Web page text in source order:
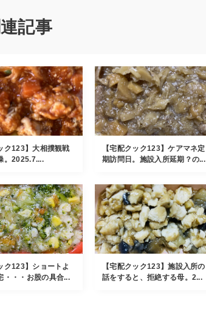
記事
ク123】大相撲観戦
。2025.7....
【宅配クック123】ケアマネ定
期訪問日。施設入所延期？の...
ク123】ショートよ
・・・お股の具合...
【宅配クック123】施設入所の
話をすると、拒絶する母。2...